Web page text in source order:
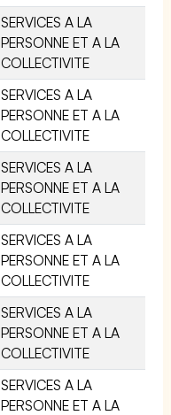
SERVICES A LA
PERSONNE ET A LA
COLLECTIVITE
SERVICES A LA
PERSONNE ET A LA
COLLECTIVITE
SERVICES A LA
PERSONNE ET A LA
COLLECTIVITE
SERVICES A LA
PERSONNE ET A LA
COLLECTIVITE
SERVICES A LA
PERSONNE ET A LA
COLLECTIVITE
SERVICES A LA
PERSONNE ET A LA